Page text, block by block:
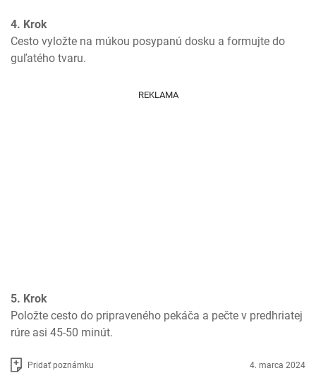
4. Krok
Cesto vyložte na múkou posypanú dosku a formujte do
guľatého tvaru.
REKLAMA
5. Krok
Položte cesto do pripraveného pekáča a pečte v predhriatej
rúre asi 45-50 minút.
Pridať poznámku 4. marca 2024